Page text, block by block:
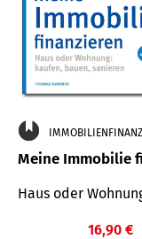
Meine Immobilie
Haus oder
16,90 €